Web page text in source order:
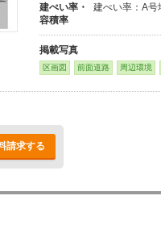
建ぺい率・
容積率
建ぺい率：A号
掲載写真
区画図 前面道路 周辺環境
請求する